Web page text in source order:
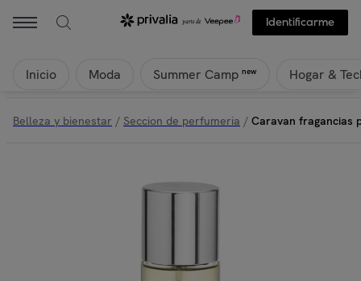
Identificarme
Inicio Moda Summer Camp new Hogar &
Belleza y bienestar / Seccion de perfumeria / Caravan fragancias